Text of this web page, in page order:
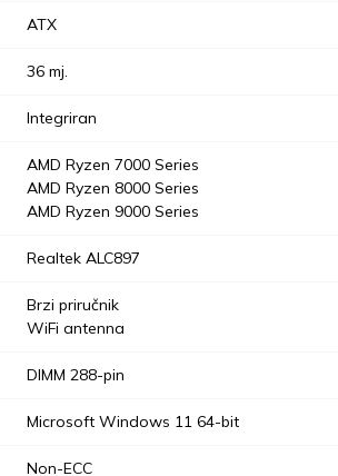
ATX
36 mj.
Integriran
AMD Ryzen 7000 Series
AMD Ryzen 8000 Series
AMD Ryzen 9000 Series
Realtek ALC897
Brzi priručnik
WiFi antenna
DIMM 288-pin
Microsoft Windows 11 64-bit
Non-ECC